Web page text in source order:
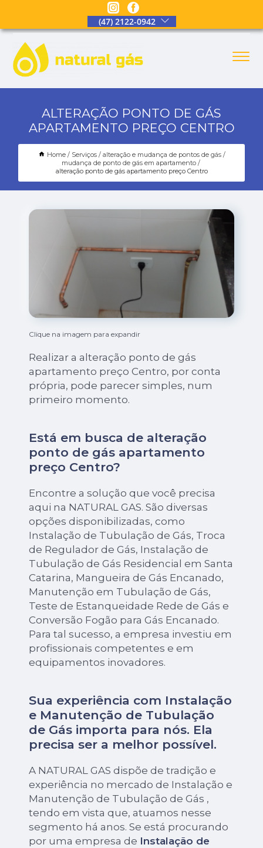
(47) 2122-0942
ALTERAÇÃO PONTO DE GÁS
APARTAMENTO PREÇO CENTRO
Home Serviços
alteração e mudança de pontos de gás
mudança de ponto de gás em apartamento
alteração ponto de gás apartamento preço Centro
Clique na imagem para expandir
Realizar a alteração ponto de gás
apartamento preço Centro, por conta
própria, pode parecer simples, num
primeiro momento.
Está em busca de alteração
ponto de gás apartamento
preço Centro?
Encontre a solução que você precisa
aqui na NATURAL GAS. São diversas
opções disponibilizadas, como
Instalação de Tubulação de Gás, Troca
de Regulador de Gás, Instalação de
Tubulação de Gás Residencial em Santa
Catarina, Mangueira de Gás Encanado,
Manutenção em Tubulação de Gás,
Teste de Estanqueidade Rede de Gás e
Conversão Fogão para Gás Encanado.
Para tal sucesso, a empresa investiu em
profissionais competentes e em
equipamentos inovadores.
Sua experiência com Instalação
e Manutenção de Tubulação
de Gás importa para nós. Ela
precisa ser a melhor possível.
A NATURAL GAS dispõe de tradição e
experiência no mercado de Instalação e
Manutenção de Tubulação de Gás ,
tendo em vista que, atuamos nesse
segmento há anos. Se está procurando
por uma empresa de Instalação de